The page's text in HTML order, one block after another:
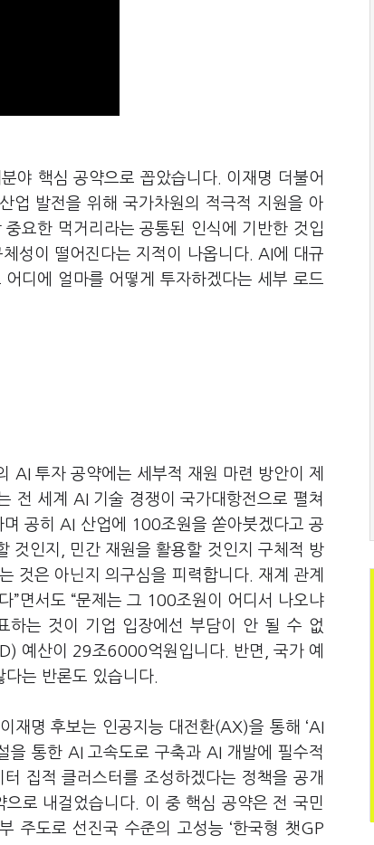
야 핵심 공약으로 꼽았습니다. 이재명 더불어
업 발전을 위해 국가차원의 적극적 지원을 아
요한 먹거리라는 공통된 인식에 기반한 것입
성이 떨어진다는 지적이 나옵니다. AI에 대규
디에 얼마를 어떻게 투자하겠다는 세부 로드
AI 투자 공약에는 세부적 재원 마련 방안이 제
전 세계 AI 기술 경쟁이 국가대항전으로 펼쳐
공히 AI 산업에 100조원을 쏟아붓겠다고 공
것인지, 민간 재원을 활용할 것인지 구체적 방
것은 아닌지 의구심을 피력합니다. 재계 관계
”면서도 “문제는 그 100조원이 어디서 나오냐
하는 것이 기업 입장에선 부담이 안 될 수 없
예산이 29조6000억원입니다. 반면, 국가 예
는 반론도 있습니다.
재명 후보는 인공지능 대전환(AX)을 통해 ‘AI
을 통한 AI 고속도로 구축과 AI 개발에 필수적
집적 클러스터를 조성하겠다는 정책을 공개
로 내걸었습니다. 이 중 핵심 공약은 전 국민
주도로 선진국 수준의 고성능 ‘한국형 챗GP